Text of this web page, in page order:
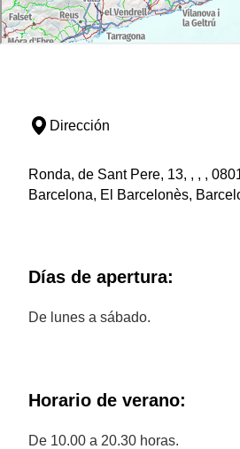
Dirección
Ronda, de Sant Pere, 13, , , ,
Barcelona, El Barcelonès,
Días de apertura:
De lunes a sábado.
Horario de verano:
De 10.00 a 20.30 horas.